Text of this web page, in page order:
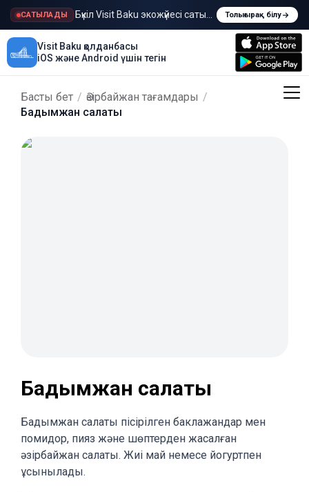
САТЫЛАДЫ Бүкіл Visit Baku экожүйесі сатыладыТолығырақ білу
Visit Baku қолданбасы
iOS және Android үшін тегін
Басты бет / Әзірбайжан тағамдары /
Бадымжан салаты
Бадымжан салаты
Бадымжан салаты пісірілген баклажандар мен
помидор, пияз және шөптерден жасалған
әзірбайжан салаты. Жиі май немесе йогуртпен
ұсынылады.